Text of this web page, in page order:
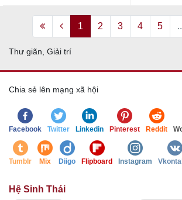
1 2 3 4 5
Thư giãn, Giải trí
Chia sẻ lên mạng xã hội
Facebook Twitter Linkedin Pinterest Reddit
Tumblr Mix Diigo Flipboard Instagram
Hệ Sinh Thái